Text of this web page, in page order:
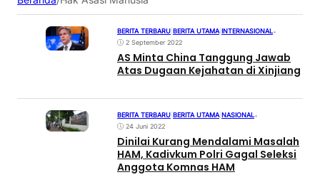
BERITA TERBARU BERITA UTAMA| INTERNASIONAL•
2 September 2022
AS Minta China Tanggung Jawab
Atas Dugaan Kejahatan di Xinjiang
BERITA TERBARU BERITA UTAMA|NASIONAL•
24 Juni 2022
Dinilai Kurang Mendalami Masalah
HAM, Kadivkum Polri Gagal Seleksi
Anggota Komnas HAM